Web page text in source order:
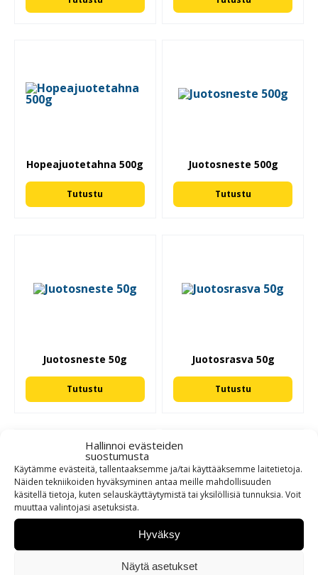
Hallinnoi evästeiden
suostumusta
Käytämme evästeitä, tallentaaksemme ja/tai käyttääksemme laitetietoja.
Näiden tekniikoiden hyväksyminen antaa meille mahdollisuuden
käsitellä tietoja, kuten selauskäyttäytymistä tai yksilöllisiä tunnuksia. Voit
muuttaa valintojasi asetuksista.
Hyväksy
Näytä asetukset
Hopeajuotetahna 500g
Tutustu
Juotosneste 500g
Tutustu
Juotosneste 50g
Tutustu
Juotosrasva 50g
Tutustu
Juotostahna 50g
Koritinan
pohjustusaine 0,25kg